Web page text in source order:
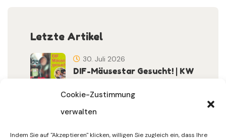
Cookie-Zustimmung
verwalten
Indem Sie auf "Akzeptieren" klicken, willigen Sie zugleich ein, dass Ihre
Letzte Artikel
DIF-Mäusestar Gesucht! | KW
30. Juli 2026
30. Juli 2026